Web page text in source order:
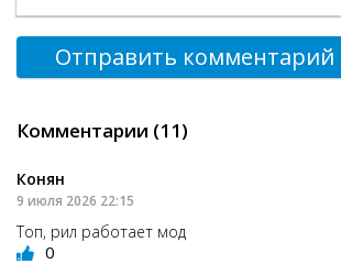
Отправить комментарий
Комментарии (11)
Конян
9 июля 2026 22:15
Топ, рил работает мод
0